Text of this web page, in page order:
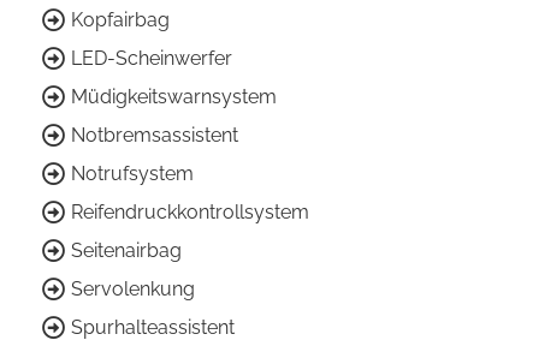
Kopfairbag
LED-Scheinwerfer
Müdigkeitswarnsystem
Notbremsassistent
Notrufsystem
Reifendruckkontrollsystem
Seitenairbag
Servolenkung
Spurhalteassistent